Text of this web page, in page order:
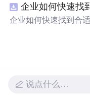
README、运行说明
权声明。解压后进入
企业如何快速找
企业如何快速找到合
说点什么…